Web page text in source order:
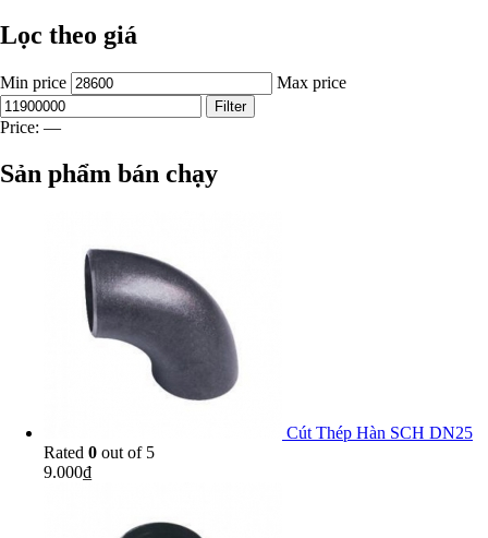
Lọc theo giá
Min price Max price
Filter
Price: —
Sản phẩm bán chạy
Cút Thép Hàn SCH DN25
Rated 0 out of 5
9.000₫